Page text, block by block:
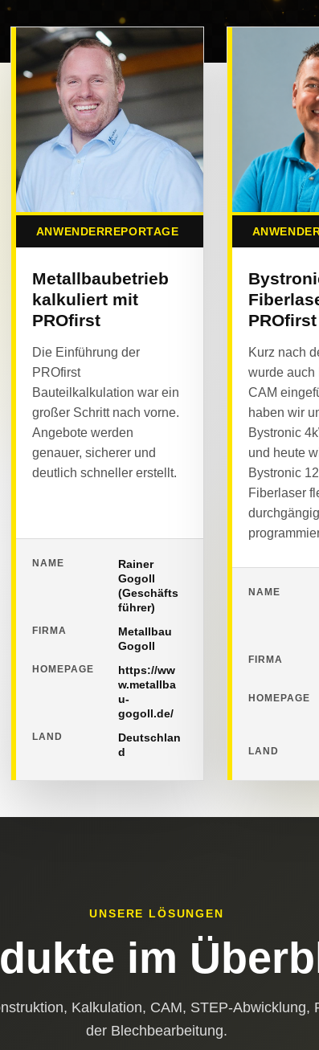
ANWENDERREPORTAGE
Metallbaubetrieb
kalkuliert mit
PROfirst
Die Einführung der
PROfirst
Bauteilkalkulation war ein
großer Schritt nach vorne.
Angebote werden
genauer, sicherer und
deutlich schneller erstellt.
NAME
Rainer
Gogoll
(Geschäfts
führer)
FIRMA
Metallbau
Gogoll
HOMEPAGE
https://ww
w.metallba
u-
gogoll.de/
LAND
Deutschlan
d
PROfirst
Kurz nach
wurde auch
CAM
haben wir
Bystronic
und heute
Bystronic
Fiberlaser
durchgängig
NAME
FIRMA
HOMEPAGE
LAND
UNSERE LÖSUNGEN
im
Kalkulation, CAM, STEP-Abwicklung,
der Blechbearbeitung.